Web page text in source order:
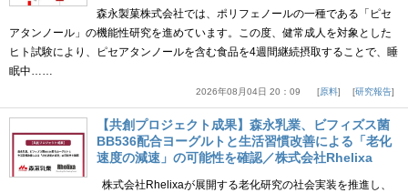
森永製菓株式会社では、ポリフェノールの一種である「ピセ
アタンノール」の機能性研究を進めています。この度、健常成人を対象とした
ヒト試験により、ピセアタンノールを含む食品を4週間継続摂取することで、睡
眠中……
2026年08月04日 20：09 原料 研究報告
【共創プロジェクト成果】森永乳業、ビフィズス菌
BB536配合ヨーグルトと生活習慣改善による「老化
速度の減速」の可能性を確認／株式会社Rhelixa
株式会社Rhelixaが展開する老化研究の社会実装を推進し、